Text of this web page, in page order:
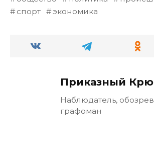
спорт
экономика
Приказный
Наблюдатель,
графоман